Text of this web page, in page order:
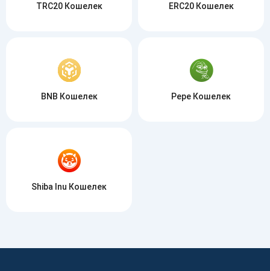
TRC20 Кошелек ERC20 Кошелек
BNB Кошелек Pepe Кошелек
Shiba Inu Кошелек